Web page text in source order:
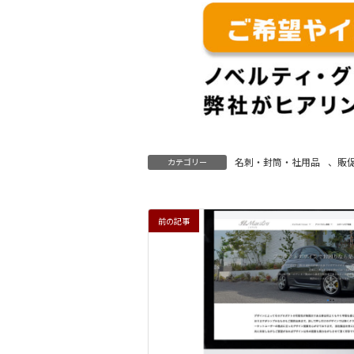
カテゴリー 名刺・封筒・社用品 、 販
前の記事